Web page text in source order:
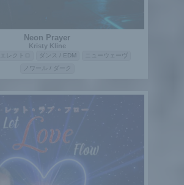
Neon Prayer
Kristy Kline
エレクトロ ダンス / EDM
ニューウェーヴ
ノワール / ダーク